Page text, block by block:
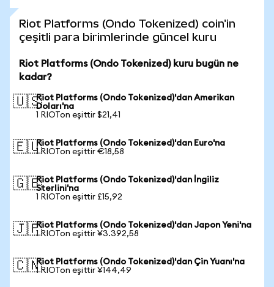
Riot Platforms (Ondo Tokenized) coin'in
çeşitli para birimlerinde güncel kuru
Riot Platforms (Ondo Tokenized) kuru bugün ne
kadar?
🇺🇸Riot Platforms (Ondo Tokenized)'dan Amerikan
Doları'na
1 RIOTon eşittir $21,41
🇪🇺Riot Platforms (Ondo Tokenized)'dan Euro'na
1 RIOTon eşittir €18,58
🇬🇧Riot Platforms (Ondo Tokenized)'dan İngiliz
Sterlini'na
1 RIOTon eşittir £15,92
🇯🇵Riot Platforms (Ondo Tokenized)'dan Japon Yeni'na
1 RIOTon eşittir ¥3.392,58
🇨🇳Riot Platforms (Ondo Tokenized)'dan Çin Yuanı'na
1 RIOTon eşittir ¥144,49